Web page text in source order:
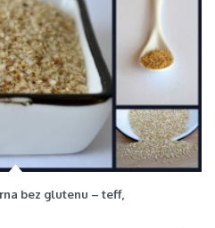
bez glutenu – teff,